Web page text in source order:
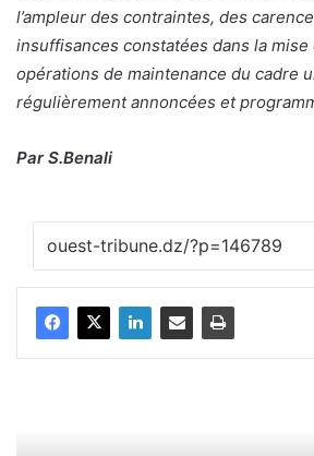
l’ampleur des contraintes, des
insuffisances constatées dans la
opérations de maintenance du cadre
régulièrement annoncées et
Par S.Benali